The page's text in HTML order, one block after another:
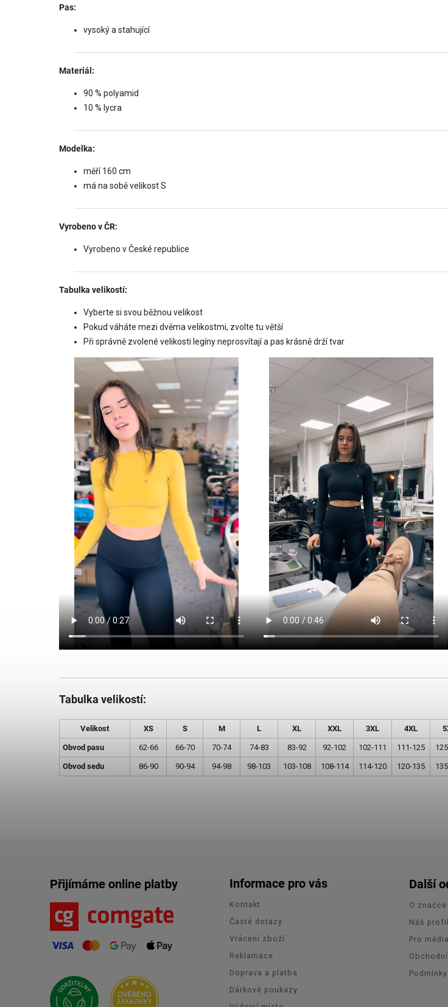
Pas:
vysoký a stahující
Materiál:
90 % polyamid
10 % lycra
Modelka:
měří 160 cm
má na sobě velikost S
Vyrobeno v ČR:
Vyrobeno v České republice
Tabulka velikostí:
Vyberte si svou běžnou velikost
Pokud váháte mezi dvěma velikostmi, zvolte tu větší
Při správně zvolené velikosti legíny neprosvítají a pas krásně drží tvar
Tabulka velikostí:
Velikost XS S M L XL XXL 3XL 4XL
Obvod pasu 62-66 66-70 70-74 74-83 83-92 92-102 102-111 111-125
Obvod sedu 86-90 90-94 94-98 98-103 103-108 108-114 114-120 120-135
Přijímáme online platby Informace pro vás
Kontakt
Časté dotazy
Vrácení zboží
Reklamace
Doprava a platba
Dárkové poukazy
Další
O
Náš
Pro média